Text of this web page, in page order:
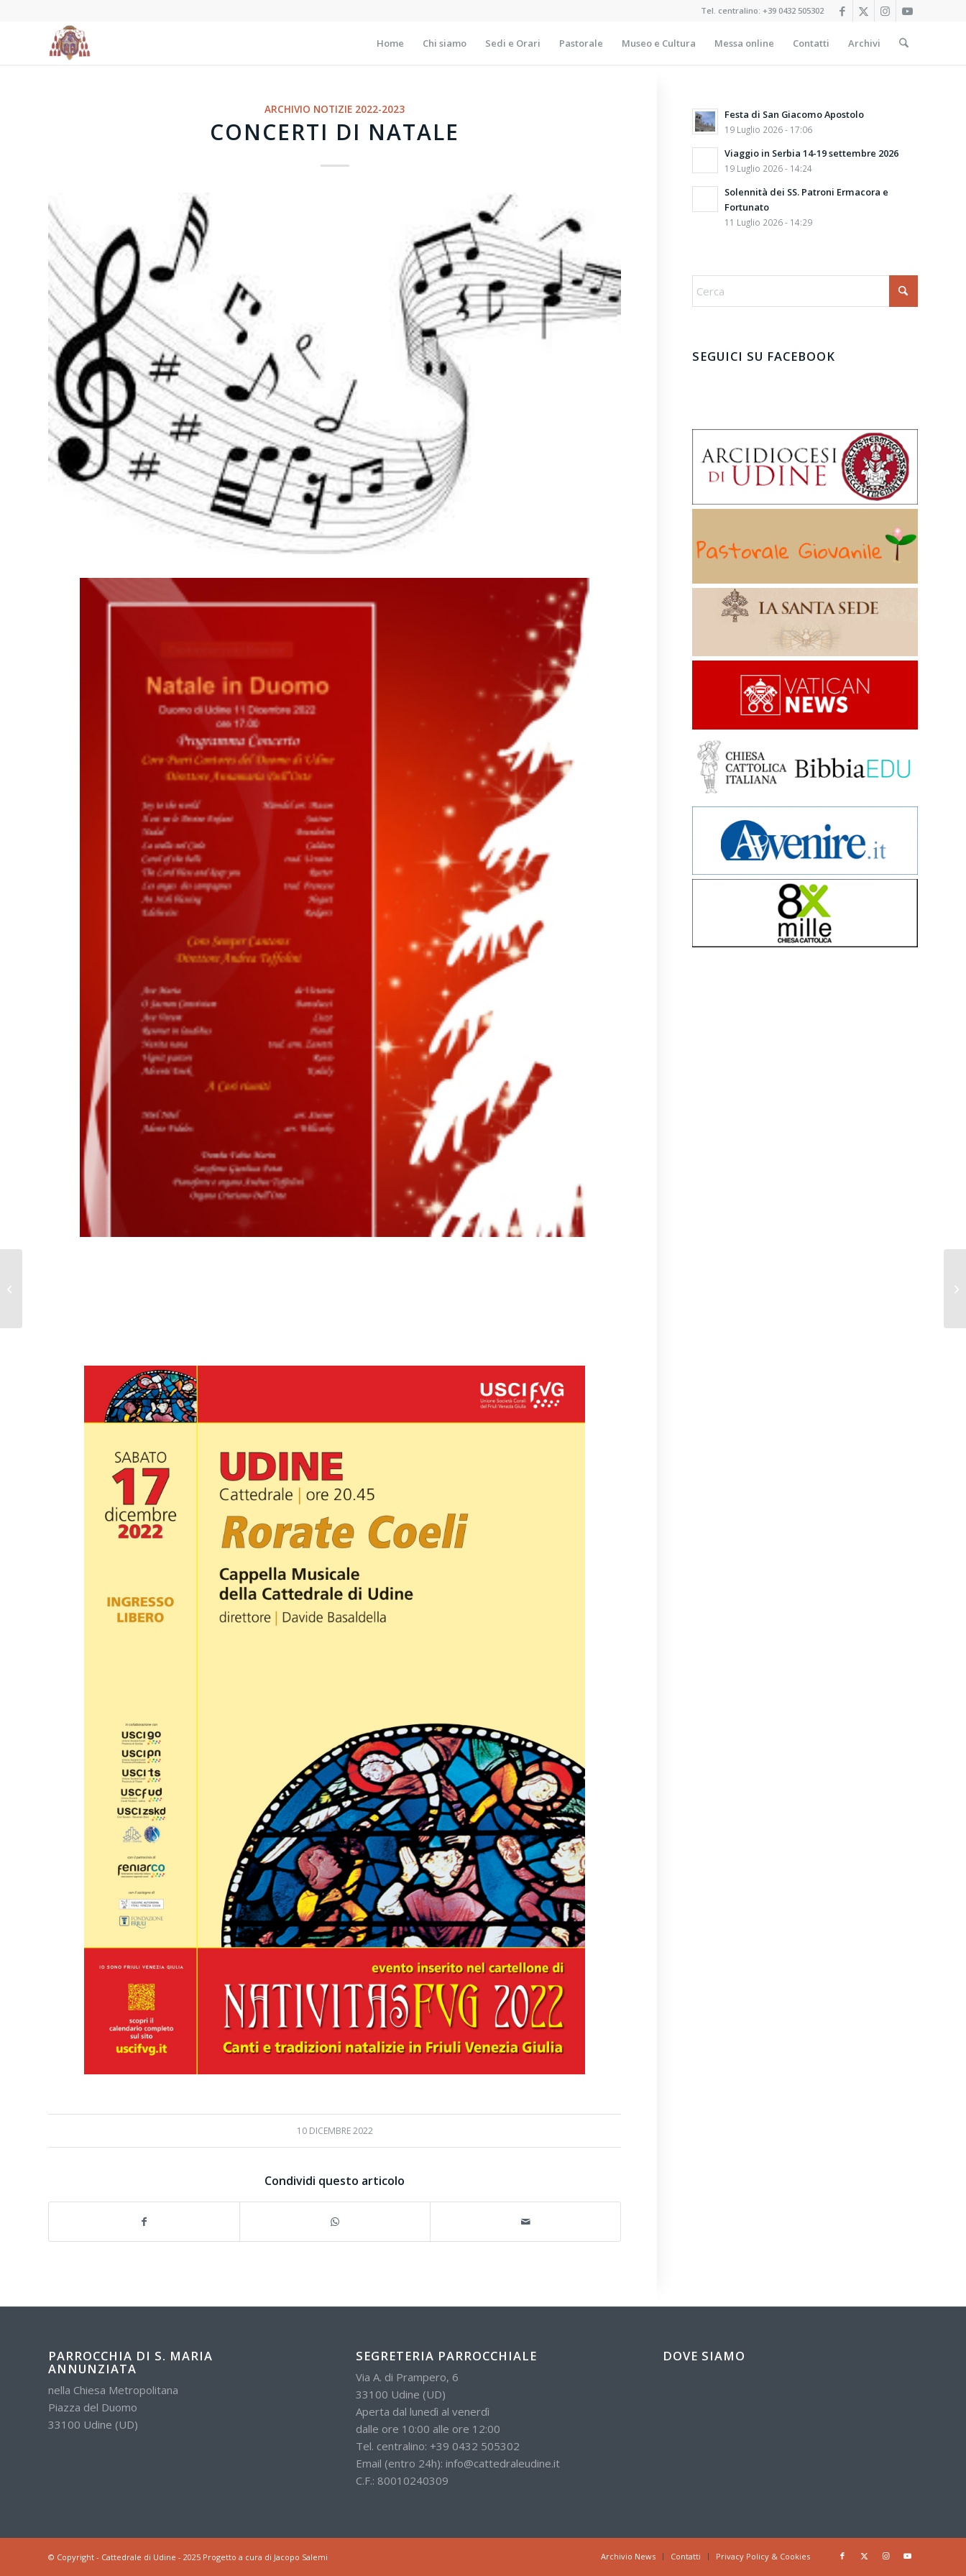
Tel. centralino: +39 0432 505302
Home Chi siamo Sedi e Orari Pastorale Museo e Cultura Messa online Contatti Archivi
ARCHIVIO NOTIZIE 2022-2023
CONCERTI DI NATALE
10 DICEMBRE 2022
Condividi questo articolo
Festa di San Giacomo Apostolo
19 Luglio 2026 - 17:06
Viaggio in Serbia 14-19 settembre 2026
19 Luglio 2026 - 14:24
Solennità dei SS. Patroni Ermacora e
Fortunato
11 Luglio 2026 - 14:29
SEGUICI SU FACEBOOK
PARROCCHIA DI S. MARIA
ANNUNZIATA
nella Chiesa Metropolitana
Piazza del Duomo
33100 Udine (UD)
SEGRETERIA PARROCCHIALE
Via A. di Prampero, 6
33100 Udine (UD)
Aperta dal lunedì al venerdì
dalle ore 10:00 alle ore 12:00
Tel. centralino: +39 0432 505302
Email (entro 24h): info@cattedraleudine.it
C.F.: 80010240309
DOVE SIAMO
© Copyright - Cattedrale di Udine - 2025 Progetto a cura di Jacopo Salemi Archivio News Contatti Privacy Policy & Cookies